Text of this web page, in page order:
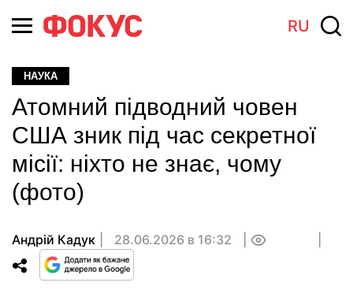
RU
НАУКА
Атомний підводний човен
США зник під час секретної
місії: ніхто не знає, чому
(фото)
Андрій Кадук 28.06.2026 в 16:32